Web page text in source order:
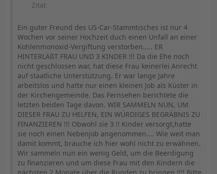
Zitat
Ein guter Freund des US-Car-Stammtisches ist nur 4
Wochen vor seiner Hochzeit duch einen Unfall an einer
Kohlenmonoxid-Vergiftung verstorben..... ER
HINTERLÄßT FRAU UND 3 KINDER !!! Da die Ehe noch
nicht geschlossen war, hat diese Frau keinerlei Anrecht
auf staatliche Unterstützung. Er war lange Jahre
arbeitslos und hatte nur einen kleinen Job als Küster in
der Kirchengemeinde. Das Fernsehen berichtete die
letzten beiden Tage davon. WIR SAMMELN NUN, UM
DIESER FRAU ZU HELFEN, EIN WÜRDIGES BEGRÄBNIS ZU
FINANZIEREN !!! Obwohl sie 3 !! Kinder versorgt,hatte
sie noch einen Nebenjob angenommen.... Wie weit man
damit kommt, brauche ich hier wohl nicht zu erwähnen.
Wir sammeln nun ein wenig Geld, um die Beerdigung
zu finanzieren und um diese Frau mit den Kindern die